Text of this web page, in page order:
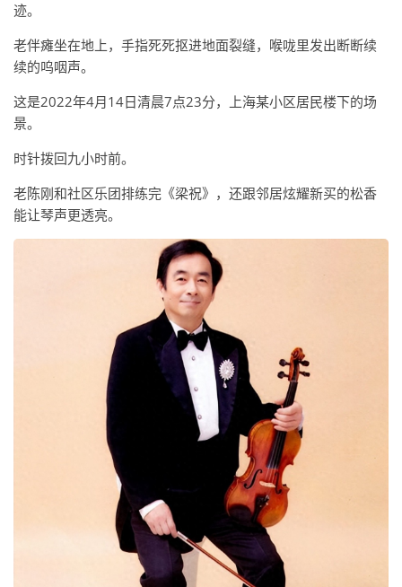
迹。
老伴瘫坐在地上，手指死死抠进地面裂缝，喉咙里发出断断续
续的呜咽声。
这是2022年4月14日清晨7点23分，上海某小区居民楼下的场
景。
时针拨回九小时前。
老陈刚和社区乐团排练完《梁祝》，还跟邻居炫耀新买的松香
能让琴声更透亮。